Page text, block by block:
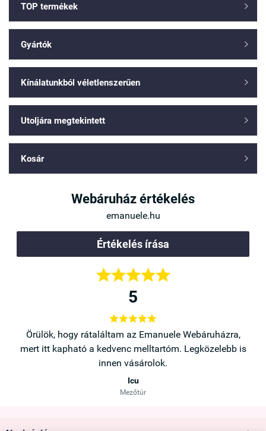
TOP termékek 
Gyártók 
Kínálatunkból véletlenszerűen 
Utoljára megtekintett 
Kosár 
Webáruház értékelés
emanuele.hu
Értékelés írása

5

Örülök, hogy rátaláltam az Emanuele Webáruházra,
mert itt kapható a kedvenc melltartóm. Legközelebb is
innen vásárolok.
Icu
Mezőtúr